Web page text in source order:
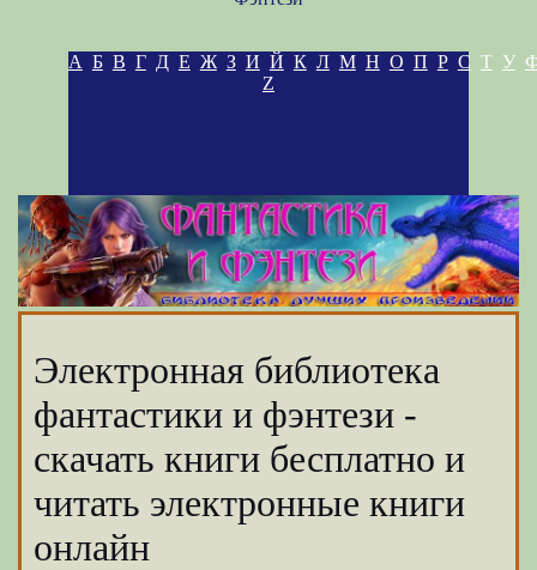
А Б В Г Д Е Ж З И Й К Л М Н О П Р С Т У
Z
Электронная библиотека
фантастики и фэнтези -
скачать книги бесплатно и
читать электронные книги
онлайн